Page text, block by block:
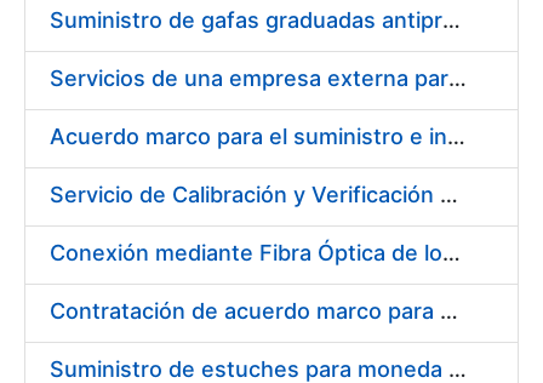
Suministro de gafas graduadas antiproyecciones para los trabajadores de la FNMT-RCM en los centros de trabajo de Madrid y Burgos
Servicios de una empresa externa para el asesoramiento y resolución de los recursos de alzada que se presentan relacionados con procesos de selección para la FNMT-RCM
Acuerdo marco para el suministro e instalación de persianas, estores y otros complementos
Servicio de Calibración y Verificación Externa de los Equipos de Medición del Servicio de Prevención de la FNMT-RCM
Conexión mediante Fibra Óptica de los Centros de Proceso de Datos (CPDs) de las sedes de la FNMT-RCM de Burgos y Madrid
Contratación de acuerdo marco para el Suministro de Material de Electricidad para la Fábrica Nacional de Moneda y Timbre-Real Casa de la Moneda en su centro de trabajo de Burgos
Suministro de estuches para moneda de 30 €